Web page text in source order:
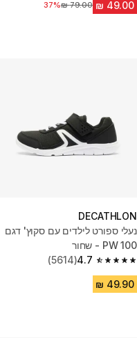
מחיר לפני הנחה‏79.00 ₪
37%
DECATHLON
נעלי ספורט לילדים עם סקוץ' דגם
PW 100 - שחור
4.7
4.7 out of 5 stars from 5614 reviews
(5614)